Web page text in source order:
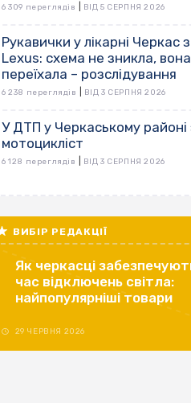
6 309 переглядів ВІД 5 СЕРПНЯ 2026
Рукавички у лікарні Черкас
Lexus: схема не зникла,
переїхала – розслідування
6 238 переглядів ВІД 3 СЕРПНЯ 2026
У ДТП у Черкаському районі
мотоцикліст
6 128 переглядів ВІД 3 СЕРПНЯ 2026
ВИБІР РЕДАКЦІЇ
Як черкасці
час відключень світла:
найпопулярніші товари
29 ЧЕРВНЯ 2026